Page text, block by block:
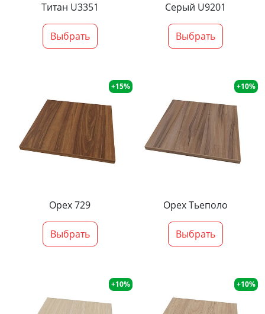
Титан U3351
Выбрать
Серый U9201
Выбрать
+15%
Орех 729
Выбрать
+10%
Орех Тьеполо
Выбрать
+10% +10%